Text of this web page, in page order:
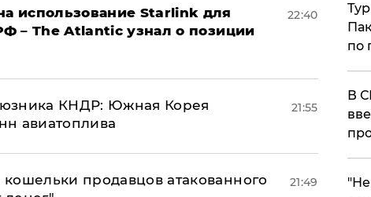
использование Starlink для
– The Atlantic узнал о позиции
22:40
КНДР: Южная Корея
авиатоплива
21:55
кошельки продавцов атакованного
21:49
по
В